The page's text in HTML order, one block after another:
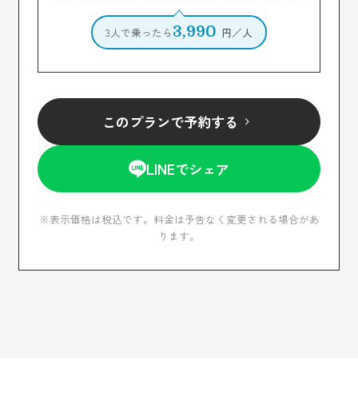
3人で乗ったら 3,990 円／人
このプランで予約する
LINEでシェア
※表示価格は税込です。料金は予告なく変更される場合があ
ります。